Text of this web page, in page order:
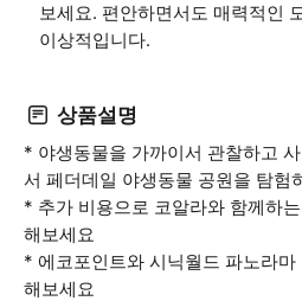
보세요. 편안하면서도 매력적인
이상적입니다.
상품설명
* 야생동물을 가까이서 관찰하고
서 페더데일 야생동물 공원을 탐험
* 추가 비용으로 코알라와 함께하
해보세요
* 에코포인트와 시닉월드 파노라
해보세요